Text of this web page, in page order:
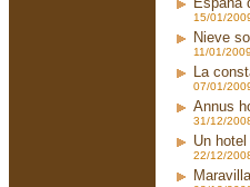
15/01/
Nieve
11/01/
La
07/01/
Annus
31/12/
Un
22/12/